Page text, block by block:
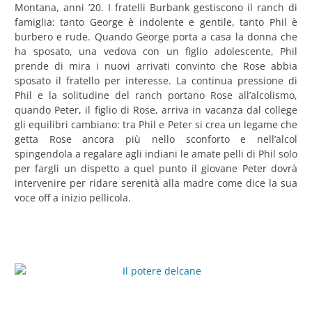
Montana, anni ’20. I fratelli Burbank gestiscono il ranch di
famiglia: tanto George è indolente e gentile, tanto Phil è
burbero e rude. Quando George porta a casa la donna che
ha sposato, una vedova con un figlio adolescente, Phil
prende di mira i nuovi arrivati convinto che Rose abbia
sposato il fratello per interesse. La continua pressione di
Phil e la solitudine del ranch portano Rose all’alcolismo,
quando Peter, il figlio di Rose, arriva in vacanza dal college
gli equilibri cambiano: tra Phil e Peter si crea un legame che
getta Rose ancora più nello sconforto e nell’alcol
spingendola a regalare agli indiani le amate pelli di Phil solo
per fargli un dispetto a quel punto il giovane Peter dovrà
intervenire per ridare serenità alla madre come dice la sua
voce off a inizio pellicola.